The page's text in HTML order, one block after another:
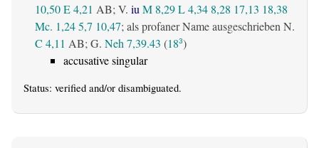
10,50E 4,21 AB; V. iuM 8,29L 4,34 8,28 17,13 18,38
Mc. 1,245,7 10,47; als profaner Name ausgeschrieben N.
C 4,11 AB; G. Neh 7,39.43 (183)
accusative singular
Status: verified and/or disambiguated.